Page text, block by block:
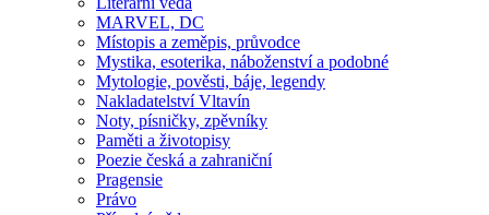
MARVEL, DC
Místopis a zeměpis, průvodce
Mystika, esoterika, náboženství a podobné
Mytologie, pověsti, báje, legendy
Nakladatelství Vltavín
Noty, písničky, zpěvníky
Paměti a životopisy
Poezie česká a zahraniční
Pragensie
Právo